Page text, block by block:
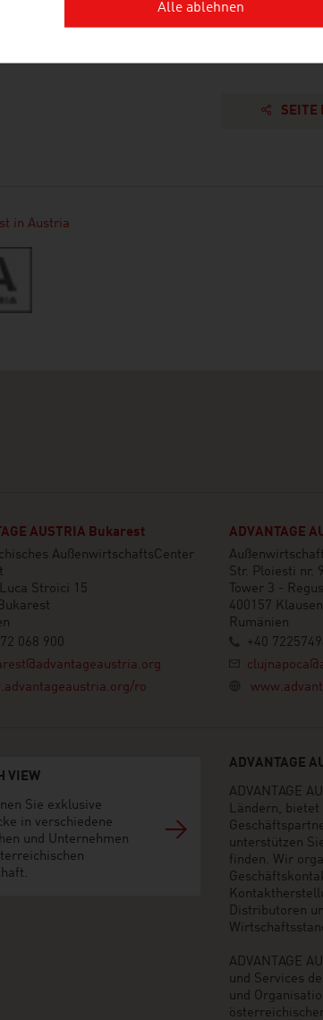
SEITE
in Austria
AUSTRIA Bukarest
AußenwirtschaftsCenter
Stroici 15
068 900
ro
ADVANTAGE
Str. Ploiesti nr.
Tower 3 -
400157
Rumänien
+40
VIEW
Sie exklusive
in verschiedene
und Unternehmen
ADVANTAGE
ADVANTAGE
Ländern,
unterstützen
finden. Wir
Distributoren
ADVANTAGE
und Services
und
Alle ablehnen